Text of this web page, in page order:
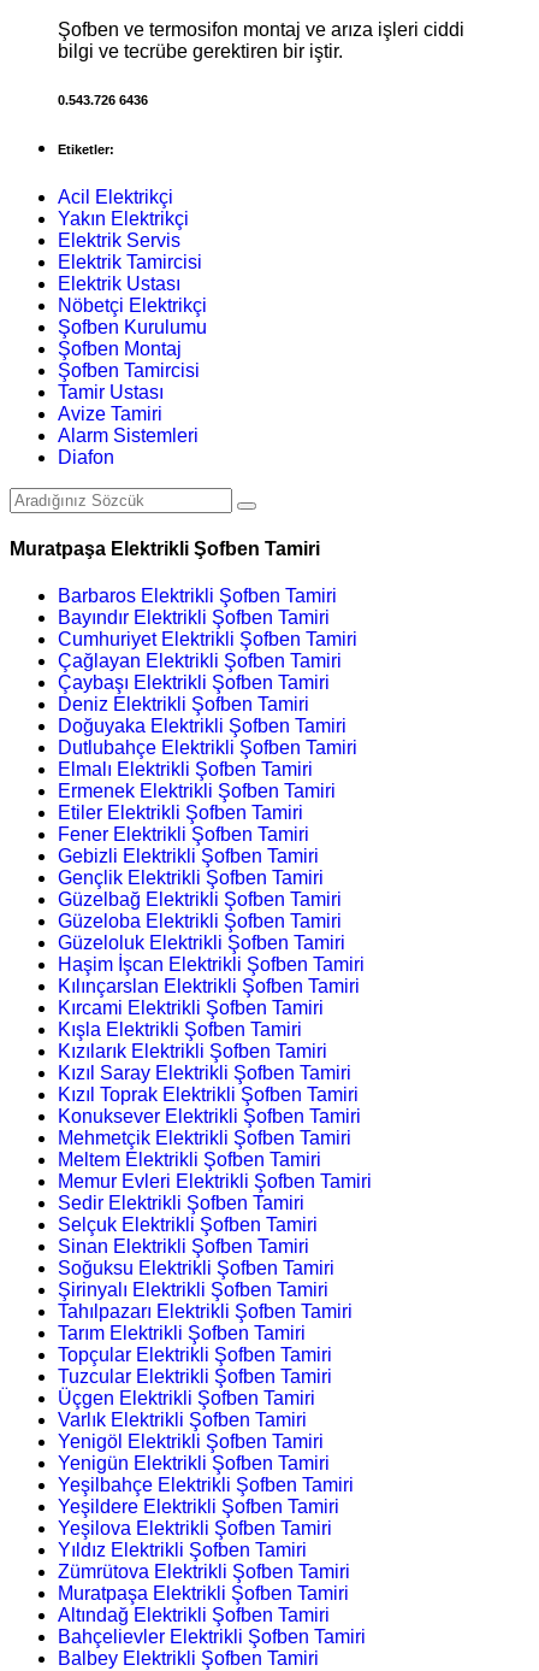
Şofben ve termosifon montaj ve arıza işleri ciddi
bilgi ve tecrübe gerektiren bir iştir.
0.543.726 6436
Etiketler:
Acil Elektrikçi
Yakın Elektrikçi
Elektrik Servis
Elektrik Tamircisi
Elektrik Ustası
Nöbetçi Elektrikçi
Şofben Kurulumu
Şofben Montaj
Şofben Tamircisi
Tamir Ustası
Avize Tamiri
Alarm Sistemleri
Diafon
Muratpaşa Elektrikli Şofben Tamiri
Barbaros Elektrikli Şofben Tamiri
Bayındır Elektrikli Şofben Tamiri
Cumhuriyet Elektrikli Şofben Tamiri
Çağlayan Elektrikli Şofben Tamiri
Çaybaşı Elektrikli Şofben Tamiri
Deniz Elektrikli Şofben Tamiri
Doğuyaka Elektrikli Şofben Tamiri
Dutlubahçe Elektrikli Şofben Tamiri
Elmalı Elektrikli Şofben Tamiri
Ermenek Elektrikli Şofben Tamiri
Etiler Elektrikli Şofben Tamiri
Fener Elektrikli Şofben Tamiri
Gebizli Elektrikli Şofben Tamiri
Gençlik Elektrikli Şofben Tamiri
Güzelbağ Elektrikli Şofben Tamiri
Güzeloba Elektrikli Şofben Tamiri
Güzeloluk Elektrikli Şofben Tamiri
Haşim İşcan Elektrikli Şofben Tamiri
Kılınçarslan Elektrikli Şofben Tamiri
Kırcami Elektrikli Şofben Tamiri
Kışla Elektrikli Şofben Tamiri
Kızılarık Elektrikli Şofben Tamiri
Kızıl Saray Elektrikli Şofben Tamiri
Kızıl Toprak Elektrikli Şofben Tamiri
Konuksever Elektrikli Şofben Tamiri
Mehmetçik Elektrikli Şofben Tamiri
Meltem Elektrikli Şofben Tamiri
Memur Evleri Elektrikli Şofben Tamiri
Sedir Elektrikli Şofben Tamiri
Selçuk Elektrikli Şofben Tamiri
Sinan Elektrikli Şofben Tamiri
Soğuksu Elektrikli Şofben Tamiri
Şirinyalı Elektrikli Şofben Tamiri
Tahılpazarı Elektrikli Şofben Tamiri
Tarım Elektrikli Şofben Tamiri
Topçular Elektrikli Şofben Tamiri
Tuzcular Elektrikli Şofben Tamiri
Üçgen Elektrikli Şofben Tamiri
Varlık Elektrikli Şofben Tamiri
Yenigöl Elektrikli Şofben Tamiri
Yenigün Elektrikli Şofben Tamiri
Yeşilbahçe Elektrikli Şofben Tamiri
Yeşildere Elektrikli Şofben Tamiri
Yeşilova Elektrikli Şofben Tamiri
Yıldız Elektrikli Şofben Tamiri
Zümrütova Elektrikli Şofben Tamiri
Muratpaşa Elektrikli Şofben Tamiri
Altındağ Elektrikli Şofben Tamiri
Bahçelievler Elektrikli Şofben Tamiri
Balbey Elektrikli Şofben Tamiri